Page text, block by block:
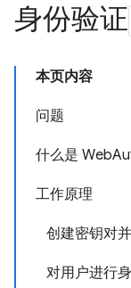
身份验证
本页内容
问题
什么是
工作原理
创建密钥对
对用户进行